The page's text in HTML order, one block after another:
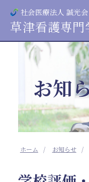
お知
ホーム お知らせ
社会医療法人 誠光会
草津看護専門